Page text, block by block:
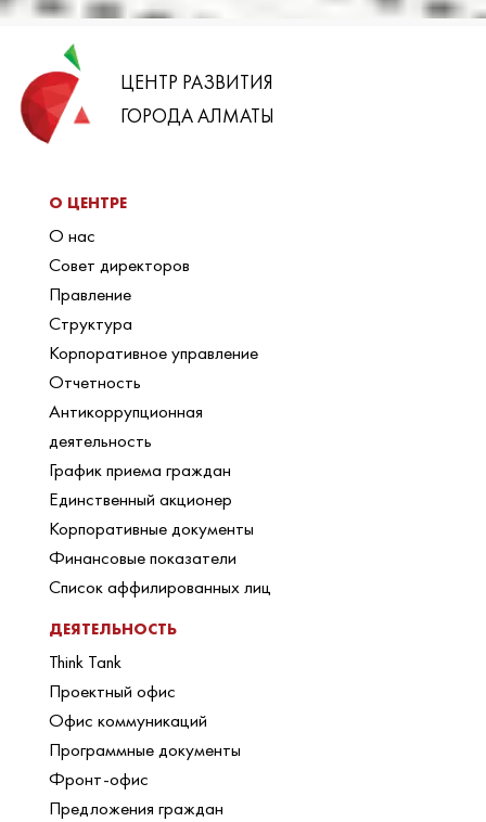
ЦЕНТР РАЗВИТИЯ
ГОРОДА АЛМАТЫ
О ЦЕНТРЕ
О нас
Совет директоров
Правление
Структура
Корпоративное управление
Отчетность
Антикоррупционная
деятельность
График приема граждан
Единственный акционер
Корпоративные документы
Финансовые показатели
Список аффилированных лиц
ДЕЯТЕЛЬНОСТЬ
Think Tank
Проектный офис
Офис коммуникаций
Программные документы
Фронт-офис
Предложения граждан